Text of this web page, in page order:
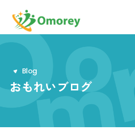
Blog
おもれいブログ